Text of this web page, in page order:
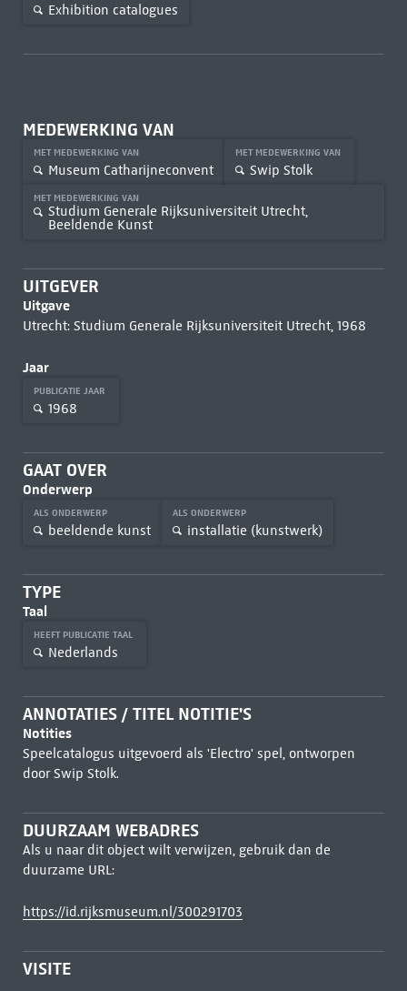
Exhibition catalogues
MEDEWERKING VAN
MET MEDEWERKING VAN
Museum Catharijneconvent
MET MEDEWERKING VAN
Swip Stolk
MET MEDEWERKING VAN
Studium Generale Rijksuniversiteit Utrecht,
Beeldende Kunst
UITGEVER
Uitgave
Utrecht: Studium Generale Rijksuniversiteit Utrecht, 1968
Jaar
PUBLICATIE JAAR
1968
GAAT OVER
Onderwerp
ALS ONDERWERP
beeldende kunst
ALS ONDERWERP
installatie (kunstwerk)
TYPE
Taal
HEEFT PUBLICATIE TAAL
Nederlands
ANNOTATIES / TITEL NOTITIE'S
Notities
Speelcatalogus uitgevoerd als 'Electro' spel, ontworpen
door Swip Stolk.
DUURZAAM WEBADRES
Als u naar dit object wilt verwijzen, gebruik dan de
duurzame URL:
https://id.rijksmuseum.nl/300291703
VISITE